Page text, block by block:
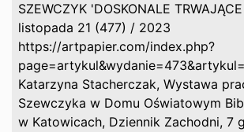
SZEWCZYK 'DOSKONALE
listopada 21 (477) / 2023
https://artpapier.com/index.php?
Katarzyna Stacherczak, Wystawa
Szewczyka w Domu Oświatowym
w Katowicach, Dziennik Zachodni, 7